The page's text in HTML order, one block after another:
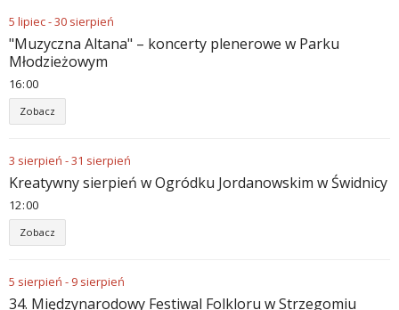
5 lipiec-30 sierpień
"Muzyczna Altana" – koncerty plenerowe w Parku
Młodzieżowym
16 00
Zobacz
3 sierpień -31 sierpień
Kreatywny sierpień w Ogródku Jordanowskim w Świdnicy
12 00
Zobacz
5 sierpień - 9 sierpień
34. Międzynarodowy Festiwal Folkloru w Strzegomiu